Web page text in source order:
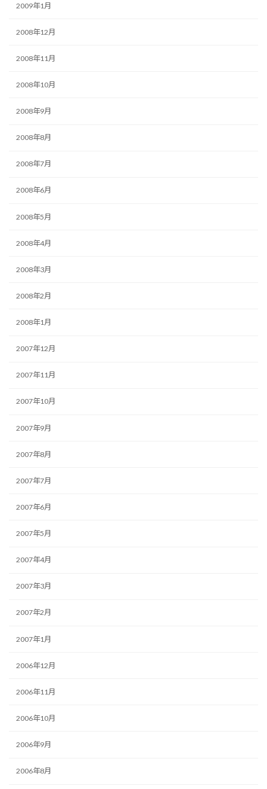
2009年1月
2008年12月
2008年11月
2008年10月
2008年9月
2008年8月
2008年7月
2008年6月
2008年5月
2008年4月
2008年3月
2008年2月
2008年1月
2007年12月
2007年11月
2007年10月
2007年9月
2007年8月
2007年7月
2007年6月
2007年5月
2007年4月
2007年3月
2007年2月
2007年1月
2006年12月
2006年11月
2006年10月
2006年9月
2006年8月